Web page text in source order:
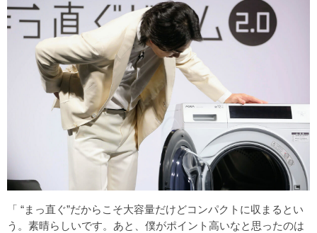
「 “まっ直ぐ”だからこそ大容量だけどコンパクトに収まるとい
う。素晴らしいです。あと、僕がポイント高いなと思ったのは